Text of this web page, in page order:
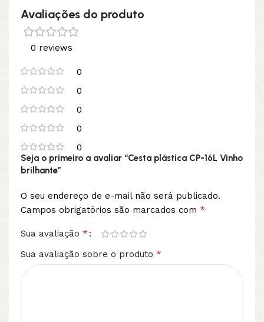
Avaliações do produto
0 reviews
0
0
0
0
0
Seja o primeiro a avaliar “Cesta plástica CP-16L Vinho
brilhante”
O seu endereço de e-mail não será publicado.
Campos obrigatórios são marcados com *
Sua avaliação *
Sua avaliação sobre o produto *